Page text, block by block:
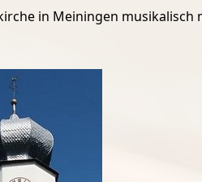
in Meiningen musikalisch